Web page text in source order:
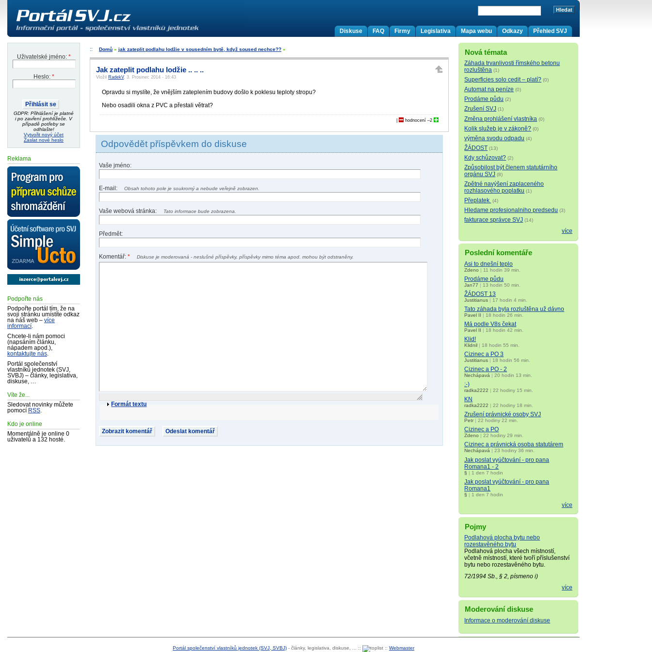
Přehled SVJ
Odkazy
Mapa webu
Legislativa
Firmy
FAQ
Diskuse
Uživatelské jméno: *
Heslo: *
GDPR: Přihlášení je platné
i po zavření prohlížeče. V
případě potřeby se
odhlašte!
Vytvořit nový účet
Zaslat nové heslo
Reklama
Podpořte nás
Podpořte portál tím, že na
svoji stránku umístíte odkaz
na náš web – více
informací
Chcete-li nám pomoci
(napsáním článku,
nápadem apod.),
kontaktujte nás
Portál společenství
vlastníků jednotek (SVJ,
SVBJ) – články, legislativa,
diskuse, …
Víte že...
Sledovat novinky můžete
pomocí RSS
Kdo je online
Momentálně je online 0
uživatelů a 132 hosté.
Nová témata
Záhada trvanlivosti římského betonu
rozluštěna (1)
Superficies solo cedit – platí? (0)
Automat na peníze (0)
Prodáme půdu (2)
Zrušení SVJ (1)
Změna prohlášení vlastníka (0)
Kolik služeb je v zákoně? (0)
výměna svodu odpadu (4)
ŽÁDOST (13)
Kdy schůzovat? (2)
Způsobilost být členem statutárního
orgánu SVJ (8)
Zpětné navýšení zaplaceného
rozhlasového poplatku (1)
Přeplatek (4)
Hledame profesionalniho predsedu (3)
fakturace správce SVJ (14)
více
Poslední komentáře
Asi to dnešní teplo
Zdeno | 11 hodin 39 min.
Prodáme půdu
Jan77 | 13 hodin 50 min.
ŽÁDOST 13
Justitianus | 17 hodin 4 min.
Tato záhada byla rozluštěna už dávno
Pavel II | 18 hodin 26 min.
Má podle V8s čekat
Pavel II | 18 hodin 42 min.
Klid!
Klidnil | 18 hodin 55 min.
Cizinec a PO 3
Justitianus | 18 hodin 56 min.
Cizinec a PO - 2
Nechápavá |20 hodin 13 min.
:-)
radka2222 |22 hodiny 15 min.
KN
radka2222 |22 hodiny 18 min.
Zrušení právnické osoby SVJ
Petr|22 hodiny 22 min.
Cizinec a PO
Zdeno |22 hodiny 29 min.
Cizinec a právnická osoba statutárem
Nechápavá |23 hodiny 36 min.
Jak poslat vyúčtování - pro pana
Romana1 - 2
§ | 1 den 7 hodin
Jak poslat vyúčtování - pro pana
Romana1
§ | 1 den 7 hodin
více
Pojmy
Podlahová plocha bytu nebo
rozestavěného bytu
Podlahová plocha všech místností,
včetně místností, které tvoří příslušenství
bytu nebo rozestavěného bytu.
72/1994 Sb., § 2, písmeno i)
více
Moderování diskuse
Informace o moderování diskuse
Domů » jak zateplit podlahu lodžie v sousedním bytě, když soused nechce?? »
Jak zateplit podlahu lodžie .. .. ..
Vložil RadekV, 3. Prosinec 2014 - 16:43
Opravdu si myslíte, že vnějším zateplením budovy došlo k poklesu teploty stropu?
Nebo osadili okna z PVC a přestali větrat?
hodnocení –2
Odpovědět příspěvkem do diskuse
Vaše jméno:
E-mail: Obsah tohoto pole je soukromý a nebude veřejně zobrazen.
Vaše webová stránka: Tato informace bude zobrazena.
Předmět:
Komentář:* Diskuse je moderovaná - neslušné příspěvky, příspěvky mimo téma apod. mohou být odstraněny.
Formát textu
Portál společenství vlastníků jednotek (SVJ, SVBJ) - články, legislativa, diskuse, ... :: :: Webmaster